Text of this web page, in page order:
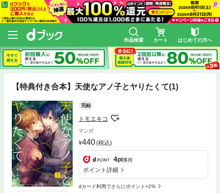
作品検索 カート はじめての方へ
【特典付き合本】天使なアノ子とヤりたくて(1)
完結
トモエキコ
マンガ
440(税込)
4pt獲得
ポイント詳細
dカード利用でさらにポイント+2%